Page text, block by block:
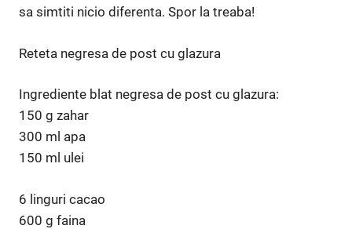
sa simtiti nicio diferenta. Spor la treaba!
Reteta negresa de post cu glazura
Ingrediente blat negresa de post cu glazura:
150 g zahar
300 ml apa
150 ml ulei
6 linguri cacao
600 g faina